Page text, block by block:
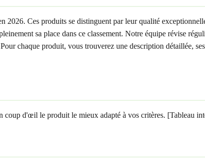
Ces produits se distinguent par leur qualité
sa place dans ce classement. Notre équipe révise
chaque produit, vous trouverez une description détaillée,
d'œil le produit le mieux adapté à vos critères. [Tableau